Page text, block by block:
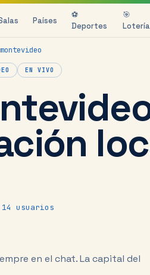
Países
⚽
Deportes
🎯
montevideo
EN VIVO
usuarios
en el chat.La capital del